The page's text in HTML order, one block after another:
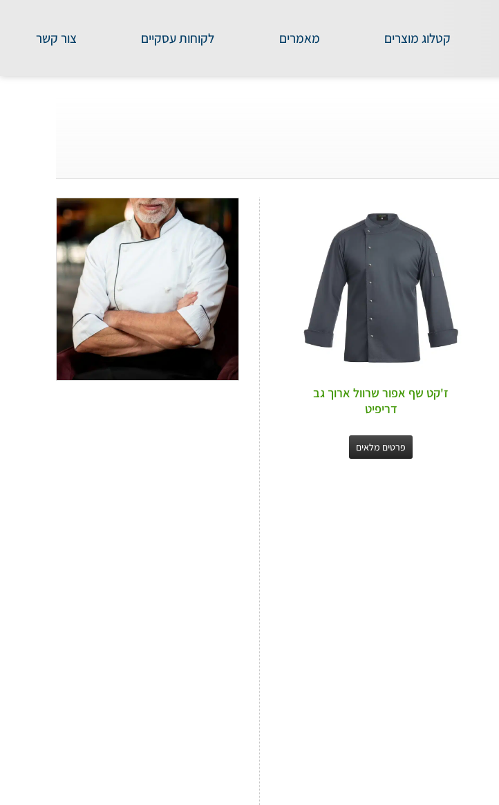
קטלוג מוצרים מאמרים לקוחות עסקיים צור קשר
ז'קט שף אפור שרוול ארוך גב
דריפיט
פרטים מלאים